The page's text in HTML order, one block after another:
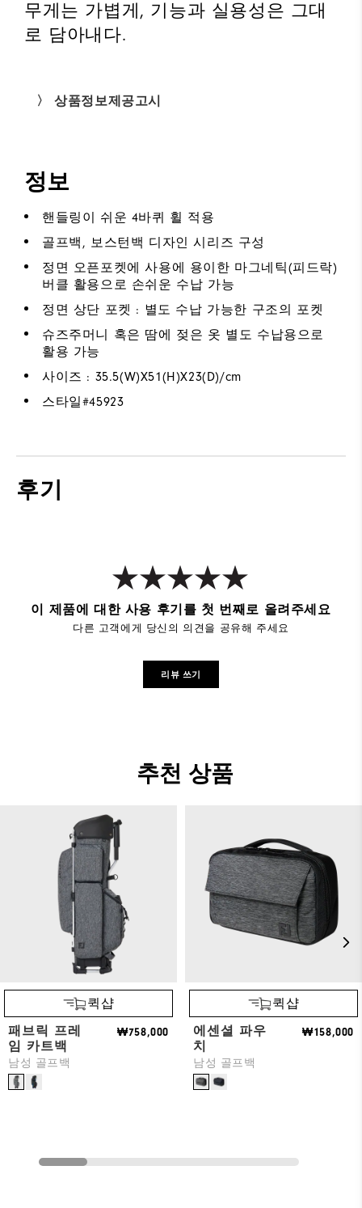
무게는 가볍게, 기능과 실용성은 그대
로 담아내다.
〉 상품정보제공고시
정보
핸들링이 쉬운 4바퀴 휠 적용
골프백, 보스턴백 디자인 시리즈 구성
정면 오픈포켓에 사용에 용이한 마그네틱(피드락)
버클 활용으로 손쉬운 수납 가능
정면 상단 포켓 : 별도 수납 가능한 구조의 포켓
슈즈주머니 혹은 땀에 젖은 옷 별도 수납용으로
활용 가능
사이즈 : 35.5(W)X51(H)X23(D)/cm
스타일#45923
후기
이 제품에 대한 사용 후기를 첫 번째로 올려주세요
다른 고객에게 당신의 의견을 공유해 주세요
리뷰 쓰기
추천 상품
퀵샵
패브릭 프레
임 카트백
남성 골프백
₩758,000
퀵샵
에센셜 파우
치
남성 골프백
₩158,000